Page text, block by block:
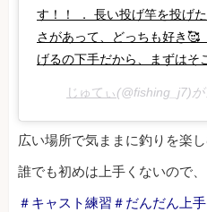
す！！ ． 長い投げ竿を投げ
さがあって、どっちも好き🥰
げるの下手だから、まずはそ
じゅてぃ(@fishing_j7)
広い場所で気ままに釣りを楽
誰でも初めは上手くないので
＃キャスト練習＃だんだん上